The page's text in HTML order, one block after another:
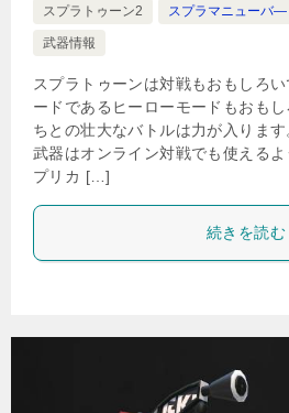
スプラトゥーン2 スプラマニューバ―
武器情報
スプラトゥーンは対戦もおもしろ
ードであるヒーローモードもおも
ちとの壮大なバトルは力が入りま
武器はオンライン対戦でも使える
プリカ […]
続きを読む